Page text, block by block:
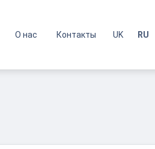
О нас Контакты UK RU